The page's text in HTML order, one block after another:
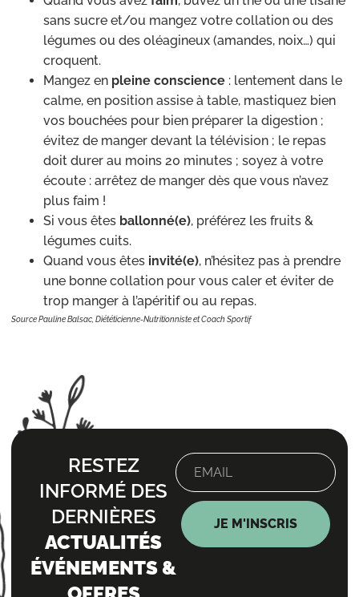
sans sucre et/ou mangez votre collation ou des
légumes ou des oléagineux (amandes, noix…) qui
croquent.
Mangez en pleine conscience : lentement dans le
calme, en position assise à table, mastiquez bien
vos bouchées pour bien préparer la digestion ;
évitez de manger devant la télévision ; le repas
doit durer au moins 20 minutes ; soyez à votre
écoute : arrêtez de manger dès que vous n’avez
plus faim !
Si vous êtes ballonné(e), préférez les fruits &
légumes cuits.
Quand vous êtes invité(e), n’hésitez pas à prendre
une bonne collation pour vous caler et éviter de
trop manger à l’apéritif ou au repas.
Source Pauline Balsac, Diététicienne-Nutritionniste et Coach Sportif
RESTEZ
INFORMÉ DES
DERNIÈRES
ACTUALITÉS
ÉVÉNEMENTS &
JE M'INSCRIS